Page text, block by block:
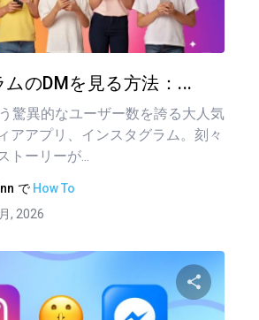
のDMを見る方法：...
驚異的なユーザー数を誇る大人気
アアプリ、インスタグラム。刻々
トーリーが...
で How To
, 2026